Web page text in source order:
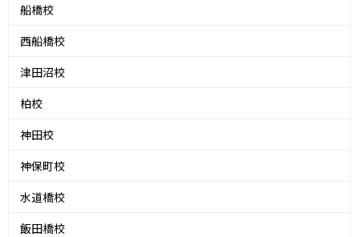
船橋校
西船橋校
津田沼校
柏校
神田校
神保町校
水道橋校
飯田橋校